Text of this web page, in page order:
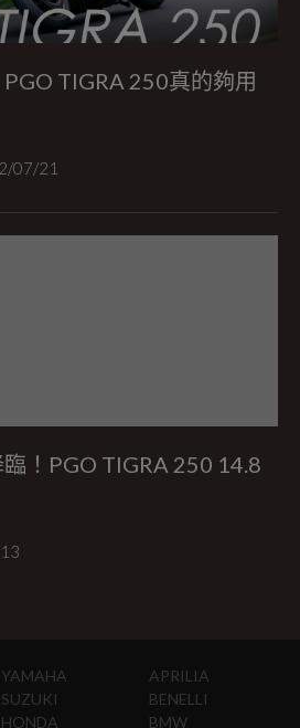
TIGRA 250真的夠用
07/21
！PGO TIGRA 250 14.8
YAMAHA
SUZUKI
HONDA
APRILIA
BENELLI
BMW